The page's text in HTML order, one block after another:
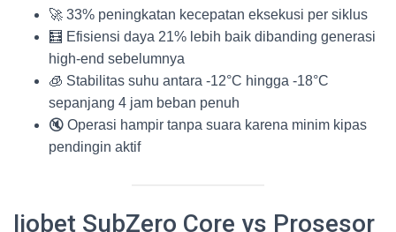
🚀 33% peningkatan kecepatan eksekusi per siklus
🧮 Efisiensi daya 21% lebih baik dibanding generasi
high-end sebelumnya
🧊 Stabilitas suhu antara -12°C hingga -18°C
sepanjang 4 jam beban penuh
🔇 Operasi hampir tanpa suara karena minim kipas
pendingin aktif
Ijobet SubZero Core vs Prosesor